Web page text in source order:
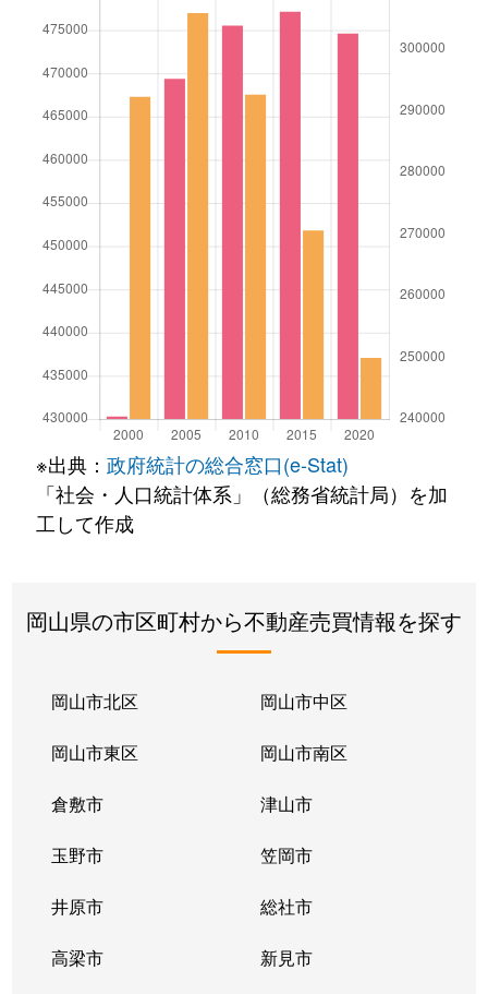
※出典： 政府統計の総合窓口(e-Stat)
「社会・人口統計体系」（総務省統計局）を加
工して作成
岡山県の市区町村から不動産売買情報を探す
岡山市北区 岡山市中区
岡山市東区 岡山市南区
倉敷市 津山市
玉野市 笠岡市
井原市 総社市
高梁市 新見市